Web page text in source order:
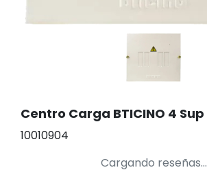
Centro Carga BTICINO 4 Sup
10010904
Cargando reseñas...